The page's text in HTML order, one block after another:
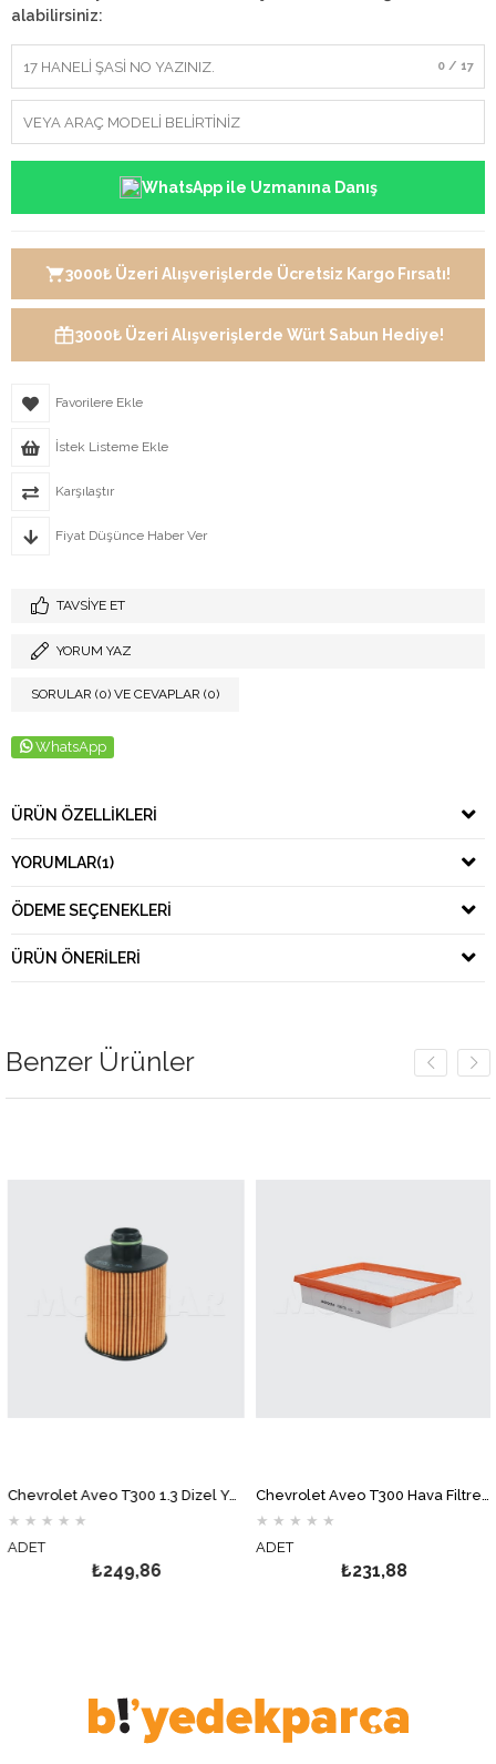
alabilirsiniz:
0 / 17
WhatsApp ile Uzmanına Danış
3000₺ Üzeri Alışverişlerde Ücretsiz Kargo Fırsatı!
3000₺ Üzeri Alışverişlerde Würt Sabun Hediye!
Favorilere Ekle
İstek Listeme Ekle
Karşılaştır
Fiyat Düşünce Haber Ver
TAVSIYE ET
YORUM YAZ
SORULAR (0) VE CEVAPLAR (0)
WhatsApp
ÜRÜN ÖZELLIKLERI
YORUMLAR(1)
ÖDEME SEÇENEKLERI
ÜRÜN ÖNERILERI
Benzer Ürünler
Chevrolet Aveo T300 1.3 Dizel Yağ Filtresi MOTOCAR
★ ★ ★ ★ ★
ADET
₺249,86
Chevrolet Aveo T300 Hava Filtresi MOTOCAR
★ ★ ★ ★ ★
ADET
₺231,88